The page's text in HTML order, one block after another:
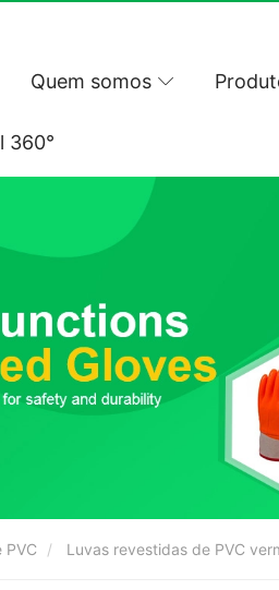
Quem somos
360°
PVC Luvas revestidas de PVC